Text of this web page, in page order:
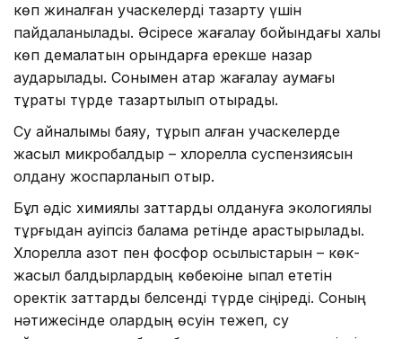
көп жиналған учаскелерді тазарту үшін
пайдаланылады. Әсіресе жағалау бойындағы халық
көп демалатын орындарға ерекше назар
аударылады. Сонымен қатар жағалау аумағы
тұрақты түрде тазартылып отырады.
Су айналымы баяу, тұрып қалған учаскелерде
жасыл микробалдыр – хлорелла суспензиясын
қолдану жоспарланып отыр.
Бұл әдіс химиялық заттарды қолдануға экологиялық
тұрғыдан қауіпсіз балама ретінде қарастырылады.
Хлорелла азот пен фосфор қосылыстарын – көк-
жасыл балдырлардың көбеюіне ықпал ететін
қоректік заттарды белсенді түрде сіңіреді. Соның
нәтижесінде олардың өсуін тежеп, су